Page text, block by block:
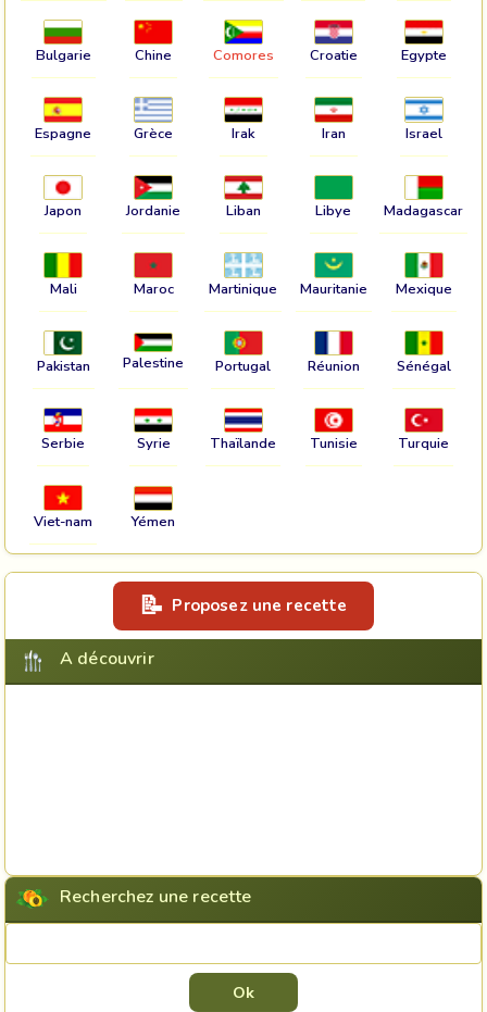
Bulgarie Chine Comores Croatie Egypte
Espagne Grèce Irak Iran Israel
Japon Jordanie Liban Libye Madagascar
Mali Maroc Martinique Mauritanie Mexique
Pakistan Palestine Portugal Réunion Sénégal
Serbie Syrie Thaïlande Tunisie Turquie
Viet-nam Yémen
Proposez une recette
A découvrir
Recherchez une recette